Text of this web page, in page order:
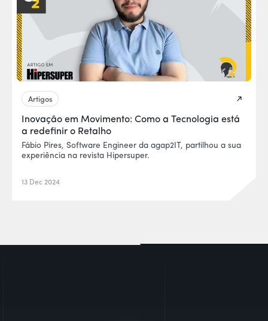
Artigos
Inovação em Movimento: Como a Tecnologia está
a redefinir o Retalho
Fábio Pires, Software Engineer da agap2IT, partilhou a sua
experiência na revista Hipersuper.
13 Dec 2024